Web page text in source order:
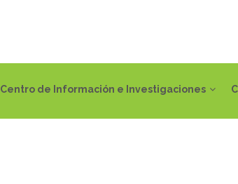
Centro de Información e Investigaciones